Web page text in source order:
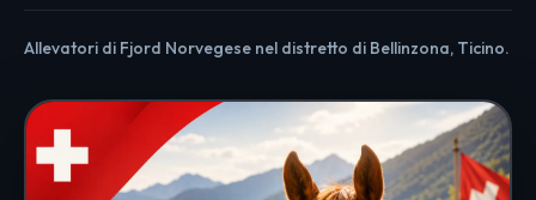
Allevatori di Fjord Norvegese nel distretto di Bellinzona, Ticino.